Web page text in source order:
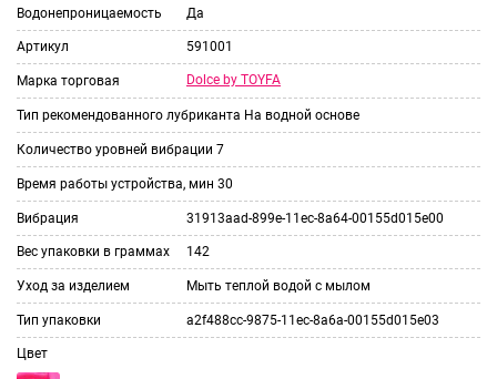
Водонепроницаемость Да
Артикул 591001
Марка торговая Dolce by TOYFA
Тип рекомендованного лубриканта На водной основе
Количество уровней вибрации 7
Время работы устройства, мин 30
Вибрация 31913aad-899e-11ec-8a64-00155d015e00
Вес упаковки в граммах 142
Уход за изделием Мыть теплой водой с мылом
Тип упаковки a2f488cc-9875-11ec-8a6a-00155d015e03
Цвет